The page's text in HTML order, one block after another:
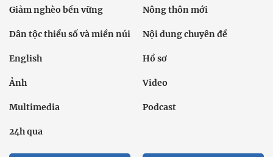
Giảm nghèo bền vững Nông thôn mới
Dân tộc thiểu số và miền núi Nội dung chuyên đề
English Hồ sơ
Ảnh Video
Multimedia Podcast
24h qua